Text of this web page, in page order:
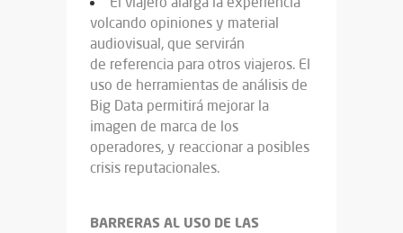
volcando opiniones y material
audiovisual, que servirán
de referencia para otros viajeros. El
uso de herramientas de análisis de
Big Data permitirá mejorar la
imagen de marca de los
operadores, y reaccionar a posibles
crisis reputacionales.
BARRERAS AL USO DE LAS